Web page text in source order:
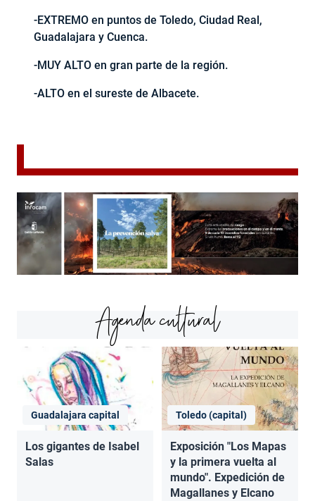
-EXTREMO en puntos de Toledo, Ciudad Real,
Guadalajara y Cuenca.
-MUY ALTO en gran parte de la región.
-ALTO en el sureste de Albacete.
Agenda cultural
Guadalajara capital
Los gigantes de Isabel
Salas
Toledo (capital)
Exposición "Los Mapas
y la primera vuelta al
mundo". Expedición de
Magallanes y Elcano